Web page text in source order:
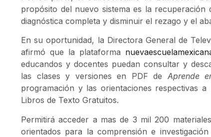
propósito del nuevo sistema es la recuperación
diagnóstica completa y disminuir el rezago y el
En su oportunidad, la Directora General de
afirmó que la plataforma
educandos y docentes puedan consultar y
las clases y versiones en PDF de Aprende
programación y las orientaciones respectivas
Libros de Texto Gratuitos.
Permitirá acceder a mas de 3 mil 200
orientados para la comprensión e